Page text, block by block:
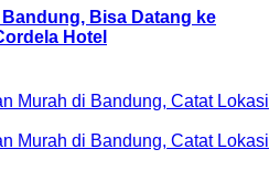
Bisa Datang ke
Hotel